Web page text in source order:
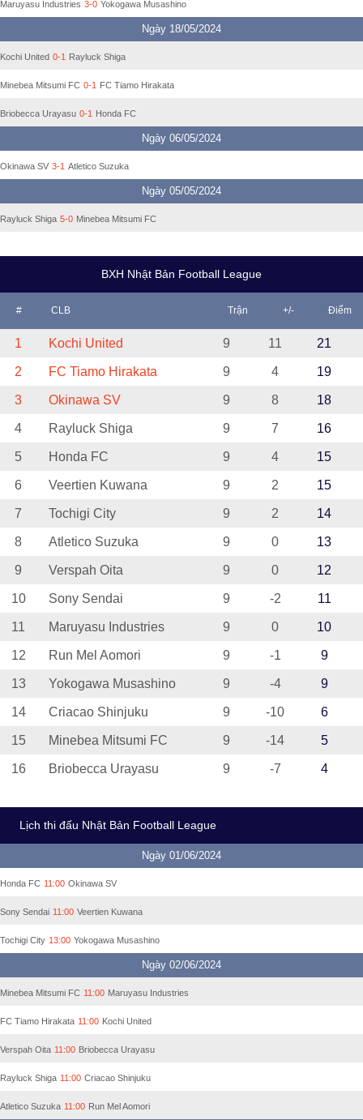
Maruyasu Industries 3-0 Yokogawa Musashino
Ngày 18/05/2024
Kochi United 0-1 Rayluck Shiga
Minebea Mitsumi FC 0-1 FC Tiamo Hirakata
Briobecca Urayasu 0-1 Honda FC
Ngày 06/05/2024
Okinawa SV 3-1 Atletico Suzuka
Ngày 05/05/2024
Rayluck Shiga 5-0 Minebea Mitsumi FC
BXH Nhật Bản Football League
# CLB Trận +/- Điểm
1 Kochi United 9 11 21
2 FC Tiamo Hirakata 9 4 19
3 Okinawa SV 9 8 18
4 Rayluck Shiga 9 7 16
5 Honda FC 9 4 15
6 Veertien Kuwana 9 2 15
7 Tochigi City 9 2 14
8 Atletico Suzuka 9 0 13
9 Verspah Oita 9 0 12
10 Sony Sendai 9 -2 11
11 Maruyasu Industries 9 0 10
12 Run Mel Aomori 9 -1 9
13 Yokogawa Musashino 9 -4 9
14 Criacao Shinjuku 9 -10 6
15 Minebea Mitsumi FC 9 -14 5
16 Briobecca Urayasu 9 -7 4
Lịch thi đấu Nhật Bản Football League
Ngày 01/06/2024
Honda FC 11:00 Okinawa SV
Sony Sendai 11:00 Veertien Kuwana
Tochigi City 13:00 Yokogawa Musashino
Ngày 02/06/2024
Minebea Mitsumi FC 11:00 Maruyasu Industries
FC Tiamo Hirakata 11:00 Kochi United
Verspah Oita 11:00 Briobecca Urayasu
Rayluck Shiga 11:00 Criacao Shinjuku
Atletico Suzuka 11:00 Run Mel Aomori